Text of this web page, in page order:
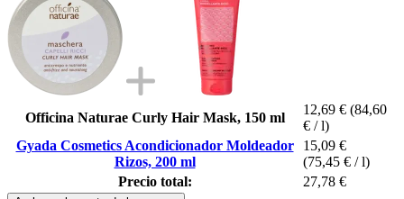
Officina Naturae Curly Hair Mask, 150 ml
12,69 € (84,60
€ / l)
Gyada Cosmetics Acondicionador Moldeador
Rizos, 200 ml
15,09 €
(75,45 € / l)
Precio total:
27,78 €